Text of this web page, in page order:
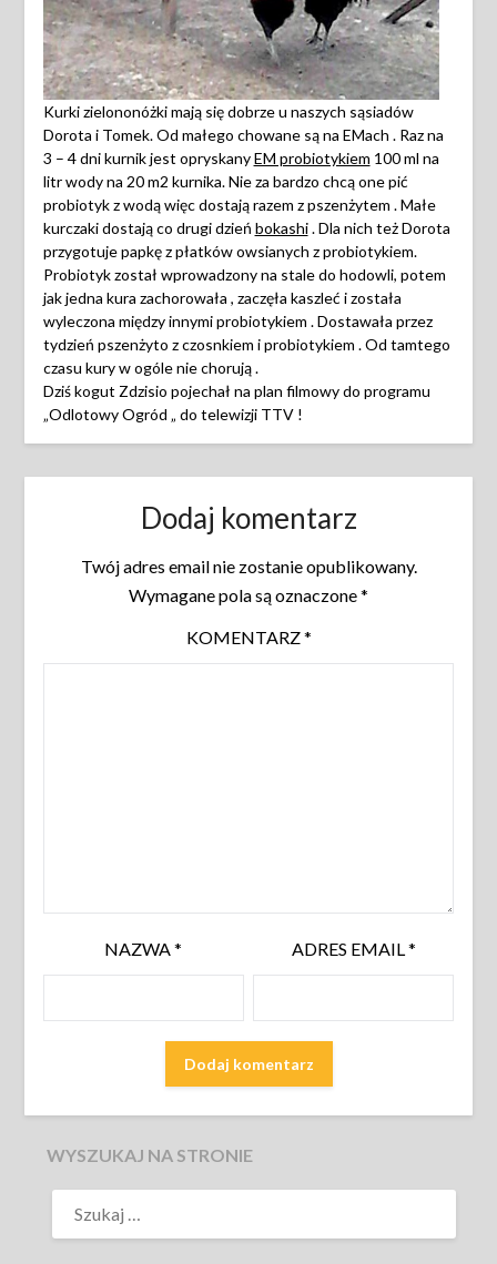
Kurki zielononóżki mają się dobrze u naszych sąsiadów
Dorota i Tomek. Od małego chowane są na EMach . Raz na
3 – 4 dni kurnik jest opryskanyEM probiotykiem 100 ml na
litr wody na 20 m2 kurnika. Nie za bardzo chcą one pić
probiotyk z wodą więc dostają razem z pszenżytem . Małe
kurczaki dostają co drugi dzień bokashi. Dla nich też Dorota
przygotuje papkę z płatków owsianych z probiotykiem.
Probiotyk został wprowadzony na stale do hodowli, potem
jak jedna kura zachorowała , zaczęła kaszleć i została
wyleczona między innymi probiotykiem . Dostawała przez
tydzień pszenżyto z czosnkiem i probiotykiem . Od tamtego
czasu kury w ogóle nie chorują .
Dziś kogut Zdzisio pojechał na plan filmowy do programu
„Odlotowy Ogród „ do telewizji TTV !
Dodaj komentarz
Twój adres email nie zostanie opublikowany.
Wymagane pola są oznaczone*
KOMENTARZ*
NAZWA* ADRES EMAIL*
WYSZUKAJ NA STRONIE